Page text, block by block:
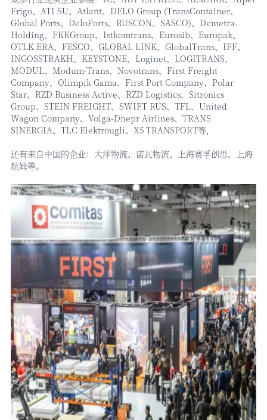
Frigo、ATI SU、Atlant、DELO Group (TransContainer、
Global Ports、DeloPorts、RUSCON、SASCO)、Demetra-
Holding、FKKGroup、Istkomtrans、Eurosib、Europak、
OTLK ERA、FESCO、GLOBAL LINK、GlobalTrans、IFF、
INGOSSTRAKH、KEYSTONE、Loginet、LOGITRANS、
MODUL、Modum-Trans、Novotrans、First Freight
Company、Olimpik Gama、First Port Company、Polar
Star、RZD Business Active、RZD Logistics、Sitronics
Group、STEIN FREIGHT、SWIFT RUS、TFL、United
Wagon Company、Volga-Dnepr Airlines、TRANS
SINERGIA、TLC Elektrougli、X5 TRANSPORT等，
还有来自中国的企业：大洋物流、诺瓦物流、上海赛孚创思、上海
航姆等。